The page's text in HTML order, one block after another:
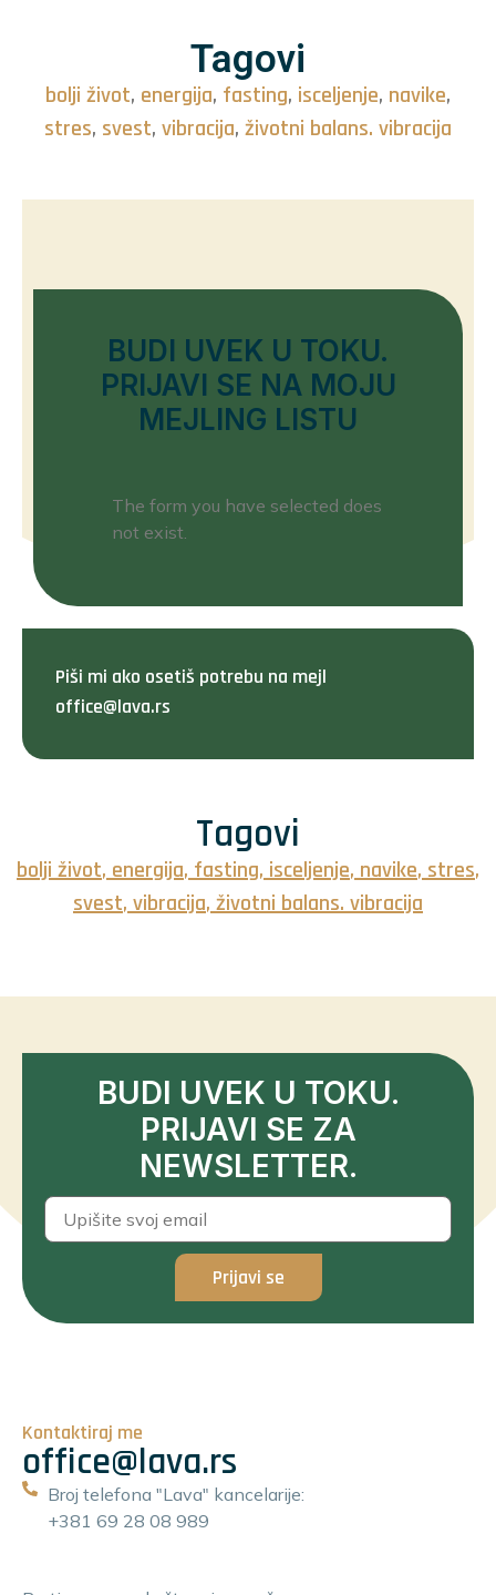
Tagovi
bolji život, energija, fasting, isceljenje, navike,
stres, svest, vibracija, životni balans. vibracija
BUDI UVEK U TOKU.
PRIJAVI SE NA MOJU
MEJLING LISTU
The form you have selected does
not exist.
Piši mi ako osetiš potrebu na mejl
office@lava.rs
Tagovi
bolji život,energija,fasting,isceljenje,navike,stres,
svest,vibracija,životni balans. vibracija
BUDI UVEK U TOKU.
PRIJAVI SE ZA
NEWSLETTER.
Prijavi se
Kontaktiraj me
office@lava.rs
Broj telefona "Lava" kancelarije:
+381 69 28 08 989